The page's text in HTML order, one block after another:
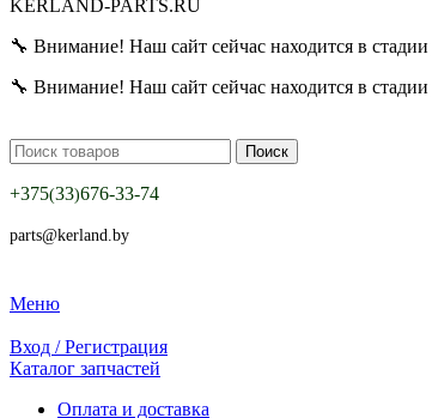
KERLAND-PARTS.RU
🔧 Внимание! Наш сайт сейчас находится в стадии
🔧 Внимание! Наш сайт сейчас находится в стадии
Поиск
+375(33)676-33-74
parts@kerland.by
Меню
Вход / Регистрация
Каталог запчастей
Оплата и доставка